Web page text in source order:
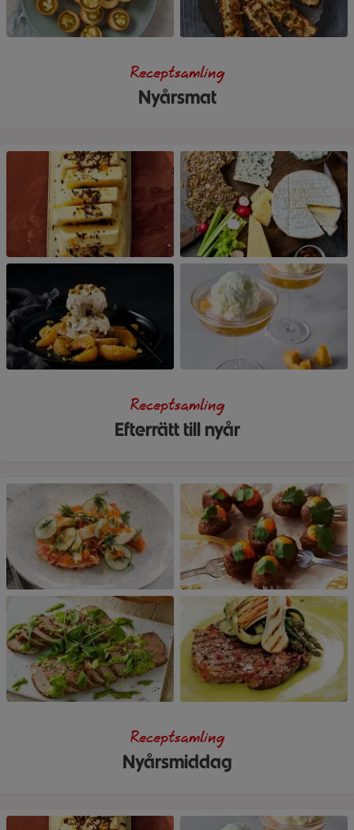
Nyårsmat
Receptsamling
Efterrätt till nyår
Receptsamling
Nyårsmiddag
Receptsamling